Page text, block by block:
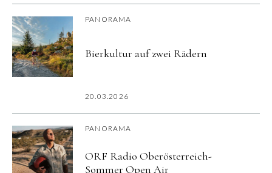
PANORAMA
Bierkultur auf zwei Rädern
20.03.2026
PANORAMA
ORF Radio Oberösterreich-
Sommer Open Air